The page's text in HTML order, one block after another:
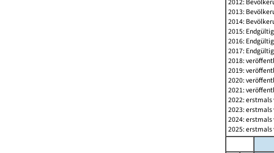
2013:
2014:
2015:
2016:
2017:
2018:
2019:
2020:
2021:
2022:
2023:
2024:
2025: